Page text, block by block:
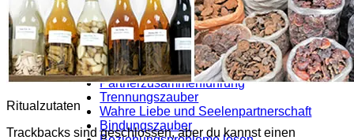
Liebeszauber
Partnerrückführung
Partnerzusammenführung
Trennungszauber
Wahre Liebe und Seelenpartnerschaft
Bindungszauber
Ritualzutaten
Trackbacks sind geschlossen, aber du kannst einen